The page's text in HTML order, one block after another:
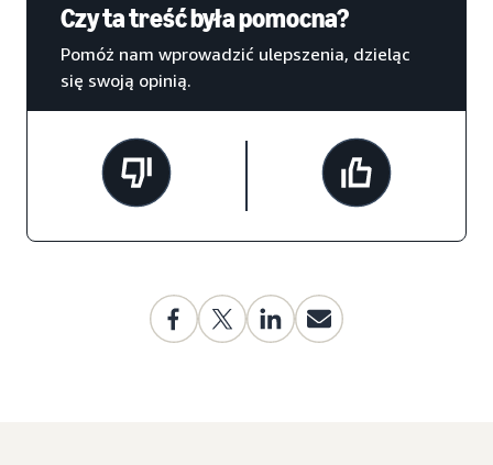
Czy ta treść była pomocna?
Pomóż nam wprowadzić ulepszenia, dzieląc
się swoją opinią.